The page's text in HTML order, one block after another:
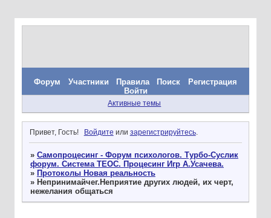
Форум Участники Правила Поиск
Регистрация
Войти
Активные темы
Привет, Гость! Войдите или зарегистрируйтесь.
» Самопроцесинг - Форум психологов. Турбо-Суслик
форум. Система ТЕОС. Процесинг Игр А.Усачева.
» Протоколы Новая реальность
» Непринимайчег.Неприятие других людей, их черт,
нежелания общаться